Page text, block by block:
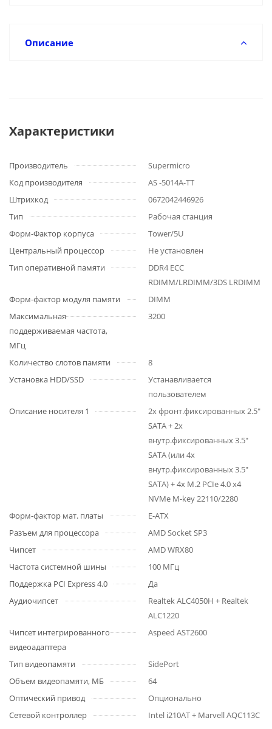
Описание
Характеристики
Производитель
Supermicro
Код производителя
AS -5014A-TT
Штрихкод
0672042446926
Тип
Рабочая станция
Форм-Фактор корпуса
Tower/5U
Центральный процессор
Не установлен
Тип оперативной памяти
DDR4 ECC
RDIMM/LRDIMM/3DS LRDIMM
Форм-фактор модуля памяти
DIMM
Максимальная
поддерживаемая частота,
МГц
3200
Количество слотов памяти
8
Установка HDD/SSD
Устанавливается
пользователем
Описание носителя 1
2x фронт.фиксированных 2.5"
SATA + 2x
внутр.фиксированных 3.5"
SATA (или 4x
внутр.фиксированных 3.5"
SATA) + 4x M.2 PCIe 4.0 x4
NVMe M-key 22110/2280
Форм-фактор мат. платы
E-ATX
Разъем для процессора
AMD Socket SP3
Чипсет
AMD WRX80
Частота системной шины
100 МГц
Поддержка PCI Express 4.0
Да
Аудиочипсет
Realtek ALC4050H + Realtek
ALC1220
Чипсет интегрированного
видеоадаптера
Aspeed AST2600
Тип видеопамяти
SidePort
Объем видеопамяти, МБ
64
Оптический привод
Опционально
Сетевой контроллер
Intel i210AT + Marvell AQC113C